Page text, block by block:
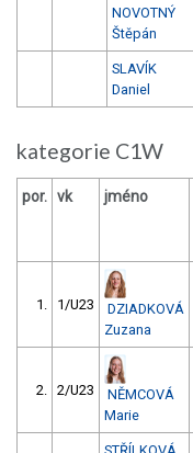
NOVOTNÝ
Štěpán
SLAVÍK
Daniel
kategorie C1W
por. vk jméno
1. 1/U23
DZIADKOVÁ
Zuzana
2. 2/U23
NĚMCOVÁ
Marie